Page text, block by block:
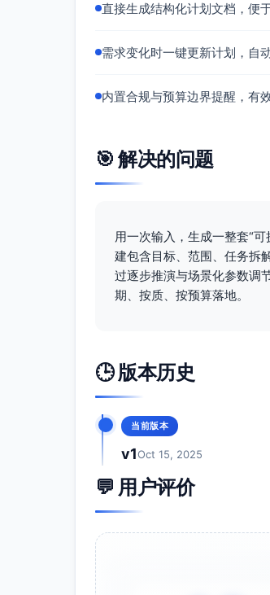
营销文案审批通过 →
高保真原型：设计
支付与订单对接：后
会员等级与权益配置
正式上线与复盘：产
资源需求计划
人力资源需求（全程投入
前端1：W2-W3 80%
后端1：W2-W3 90%
运营1：W1 30%，
环境：开发/测试环境
支付与订单：对接现
推广费用：约2万元
直接生成结构化计划文档，便
需求变化时一键更新计划，自
内置合规与预算边界提醒，有
🎯 解决的问题
用一次输入，生成一整套“
建包含目标、范围、任务拆
过逐步推演与场景化参数调
期、按质、按预算落地。
🕒 版本历史
当前版本
v1Oct 15, 2025
💬 用户评价